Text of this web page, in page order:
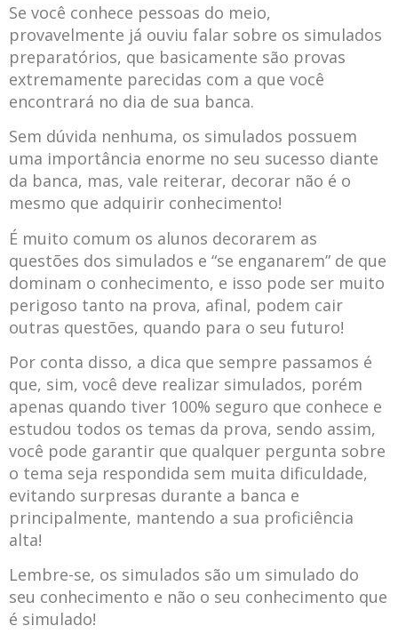
Se você conhece pessoas do meio,
provavelmente já ouviu falar sobre os simulados
preparatórios, que basicamente são provas
extremamente parecidas com a que você
encontrará no dia de sua banca.
Sem dúvida nenhuma, os simulados possuem
uma importância enorme no seu sucesso diante
da banca, mas, vale reiterar, decorar não é o
mesmo que adquirir conhecimento!
É muito comum os alunos decorarem as
questões dos simulados e “se enganarem” de que
dominam o conhecimento, e isso pode ser muito
perigoso tanto na prova, afinal, podem cair
outras questões, quando para o seu futuro!
Por conta disso, a dica que sempre passamos é
que, sim, você deve realizar simulados, porém
apenas quando tiver 100% seguro que conhece e
estudou todos os temas da prova, sendo assim,
você pode garantir que qualquer pergunta sobre
o tema seja respondida sem muita dificuldade,
evitando surpresas durante a banca e
principalmente, mantendo a sua proficiência
alta!
Lembre-se, os simulados são um simulado do
seu conhecimento e não o seu conhecimento que
é simulado!